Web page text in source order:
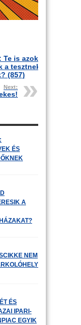
Te is azok
a tesztnek
(857)
Next:
ÉS
A
NEM
ÉS
IPARI-
EGYIK